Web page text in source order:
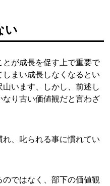
い
が成長を促す上で重要で
まい成長しなくなるとい
います、しかし、前述し
り古い価値観だと言わざ
、叱られる事に慣れてい
ではなく、部下の価値観